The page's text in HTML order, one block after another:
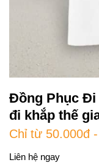
Đồng Phục Đi
đi khắp thế
Chỉ từ 50.000đ
Liên hệ ngay